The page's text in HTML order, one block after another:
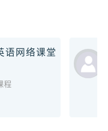
语网络课堂
程